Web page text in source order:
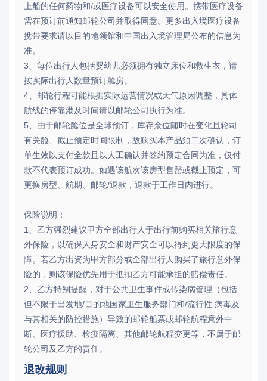
上船的任何药物和/或医疗设备可以安全使用。携带医疗设备
需在预订前通知邮轮公司并取得同意。更多出入境医疗设备
携带要求请以目的地领馆和中国出入境管理局公布的信息为
准。
3、每位出行人包括婴幼儿必须拥有独立床位和救生衣，请
按实际出行人数量预订舱房。
4、邮轮行程可能根据实际运营情况或天气原因调整，具体
航线的停靠港及时间请以邮轮公司执行为准。
5、由于邮轮舱位是全球预订，库存余位随时在变化且轮司
有关舱、截止预定时间限制，故购买本产品须二次确认，订
单生效以支付全款且以人工确认并签约预定合同为准，仅付
款不代表预订成功。如遇该航次该房型售罄或截止预定，可
更换房型、航期、邮轮/退款，退款于工作日内进行。
保险说明：
1、乙方强烈建议甲方全部出行人于出行前购买相关旅行意
外保险，以确保人身安全和财产安全可以得到更大限度的保
障。若乙方出资为甲方部分或全部出行人购买了旅行意外保
险的，则该保险优先用于抵扣乙方可能承担的赔偿责任。
2、乙方特别提醒，对于公共卫生事件或传染病管理（包括
但不限于出发地/目的地国家卫生服务部门和/流行性 病毒及
与其相关的防控措施）导致的邮轮船票或邮轮航程意外中
断、医疗援助、检疫隔离、其他邮轮航程变更等，不属于邮
轮公司及乙方的责任。
退改规则